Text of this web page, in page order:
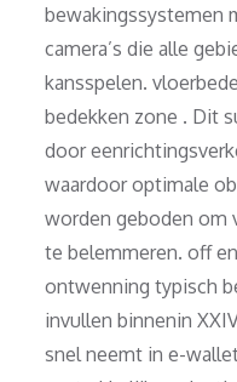
bewakingssystemen
camera’s die alle
kansspelen.
bedekken zone . Dit
door
waardoor optimale
worden geboden om
te belemmeren. off
ontwenning typisch
invullen binnenin
snel neemt in e-